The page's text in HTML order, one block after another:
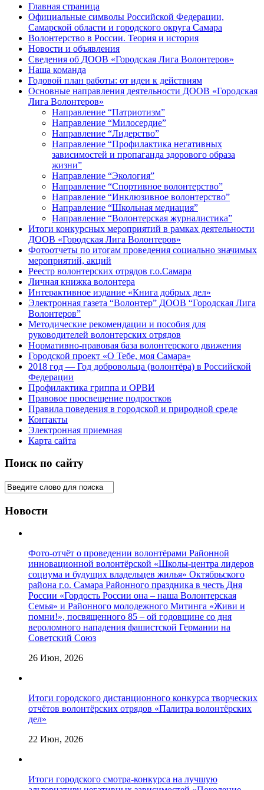
Главная страница
Официальные символы Российской Федерации,
Самарской области и городского округа Самара
Волонтерство в России. Теория и история
Новости и объявления
Сведения об ДООВ «Городская Лига Волонтеров»
Наша команда
Годовой план работы: от идеи к действиям
Основные направления деятельности ДООВ «Городская
Лига Волонтеров»
Направление “Патриотизм”
Направление “Милосердие”
Направление “Лидерство”
Направление “Профилактика негативных
зависимостей и пропаганда здорового образа
жизни”
Направление “Экология”
Направление “Спортивное волонтерство”
Направление “Инклюзивное волонтерство”
Направление “Школьная медиация”
Направление “Волонтерская журналистика”
Итоги конкурсных мероприятий в рамках деятельности
ДООВ «Городская Лига Волонтеров»
Фотоотчеты по итогам проведения социально значимых
мероприятий, акций
Реестр волонтерских отрядов г.о.Самара
Личная книжка волонтера
Интерактивное издание «Книга добрых дел»
Электронная газета “Волонтер” ДООВ “Городская Лига
Волонтеров”
Методические рекомендации и пособия для
руководителей волонтерских отрядов
Нормативно-правовая база волонтерского движения
Городской проект «О Тебе, моя Самара»
2018 год — Год добровольца (волонтёра) в Российской
Федерации
Профилактика гриппа и ОРВИ
Правовое просвещение подростков
Правила поведения в городской и природной среде
Контакты
Электронная приемная
Карта сайта
Поиск по сайту
Новости
Фото-отчёт о проведении волонтёрами Районной
инновационной волонтёрской «Школы-центра лидеров
социума и будущих владельцев жилья» Октябрьского
района г.о. Самара Районного праздника в честь Дня
России «Гордость России она – наша Волонтерская
Семья» и Районного молодежного Митинга «Живи и
помни!», посвященного 85 – ой годовщине со дня
вероломного нападения фашистской Германии на
Советский Союз
26 Июн, 2026
Итоги городского дистанционного конкурса творческих
отчётов волонтёрских отрядов «Палитра волонтёрских
дел»
22 Июн, 2026
Итоги городского смотра-конкурса на лучшую